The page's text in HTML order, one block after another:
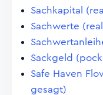
Sachkapital
Sachwerte
Sackgeld
Safe Haven
gesagt)